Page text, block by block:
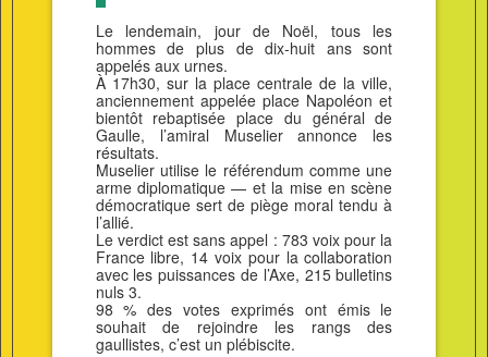
Le lendemain, jour de Noël, tous les
hommes de plus de dix-huit ans sont
appelés aux urnes.
À 17h30, sur la place centrale de la ville,
anciennement appelée place Napoléon et
bientôt rebaptisée place du général de
Gaulle, l’amiral Muselier annonce les
résultats.
Muselier utilise le référendum comme une
arme diplomatique — et la mise en scène
démocratique sert de piège moral tendu à
l’allié.
Le verdict est sans appel : 783 voix pour la
France libre, 14 voix pour la collaboration
avec les puissances de l’Axe, 215 bulletins
nuls 3.
98 % des votes exprimés ont émis le
souhait de rejoindre les rangs des
gaullistes, c’est un plébiscite.